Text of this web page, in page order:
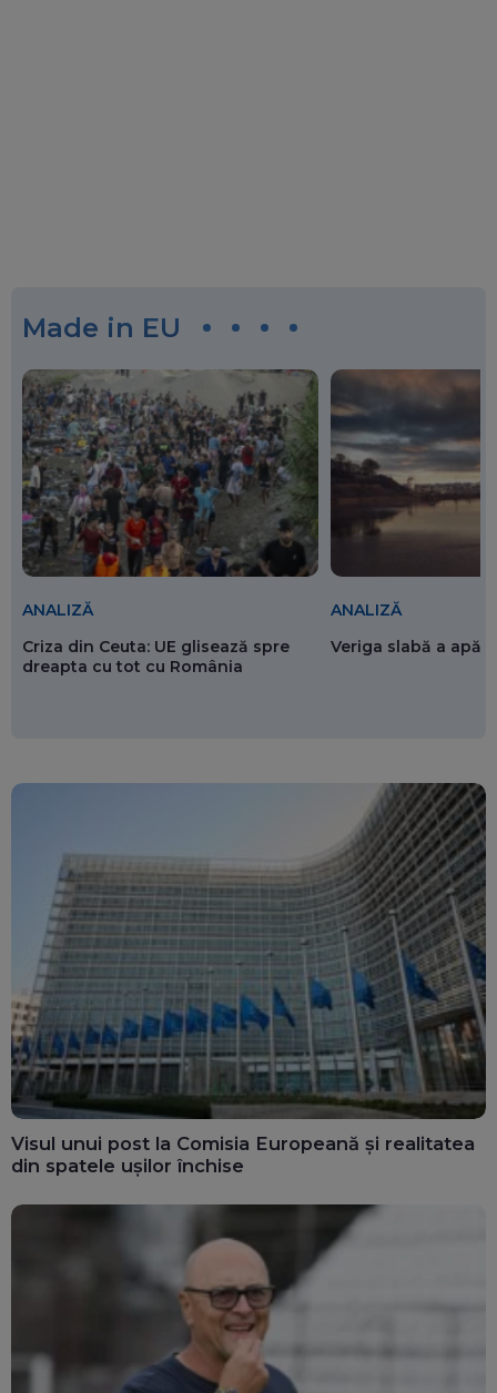
Made in EU
ANALIZĂ
Criza din Ceuta: UE glisează spre
dreapta cu tot cu România
ANALIZĂ
Veriga slabă a
Visul unui post la Comisia Europeană și realitatea
din spatele ușilor închise